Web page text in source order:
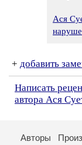
Ася
+ добавить
Написать
автора Ася
Авторы